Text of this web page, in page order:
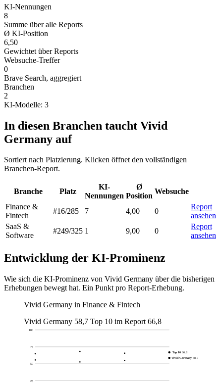
KI-Nennungen
8
Summe über alle Reports
Ø KI-Position
6,50
Gewichtet über Reports
Websuche-Treffer
0
Brave Search, aggregiert
Branchen
2
KI-Modelle: 3
In diesen Branchen taucht Vivid
Germany auf
Sortiert nach Platzierung. Klicken öffnet den vollständigen
Branchen-Report.
Branche Platz
KI-
Nennungen
Ø
Position
Websuche
Finance &
Fintech
#16/285 7 4,00 0
Report
ansehen
SaaS &
Software
#249/325 1 9,00 0
Report
ansehen
Entwicklung der KI-Prominenz
Wie sich die KI-Prominenz von Vivid Germany über die bisherigen
Erhebungen bewegt hat. Ein Punkt pro Report-Erhebung.
Vivid Germany in Finance & Fintech
Vivid Germany 58,7 Top 10 im Report 66,8
25
50
75
100
Vivid Germany 58,7
Top 10 66,8